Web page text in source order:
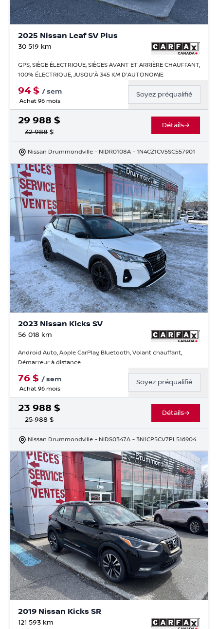
2025 Nissan Leaf SV Plus
30 519 km
GPS, SIÈGE ÉLECTRIQUE, SIÈGES AVANT ET ARRIÈRE CHAUFFANT,
100% ÉLECTRIQUE, JUSQU'À 345 KM D'AUTONOMIE
94 $ /sem
Achat 96 mois
Soyez préqualifié
29 988 $
32 988 $
Détails
Nissan Drummondville - NIDR0108A - 1N4CZ1CV5SC557901
2023 Nissan Kicks SV
56 018 km
Android Auto, Apple CarPlay, Bluetooth, Volant chauffant,
Démarreur à distance
76 $ /sem
Achat 96 mois
Soyez préqualifié
23 988 $
25 988 $
Détails
Nissan Drummondville - NIDS0347A - 3N1CP5CV7PL516904
2019 Nissan Kicks SR
121 593 km